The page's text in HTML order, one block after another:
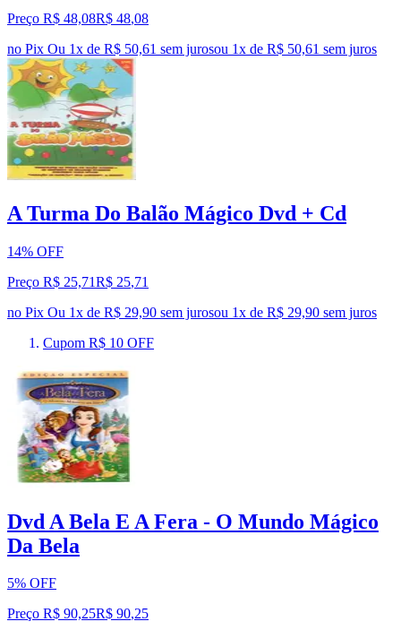
Preço R$ 48,08R$ 48,08
no Pix Ou 1x de R$ 50,61 sem jurosou 1x de R$ 50,61 sem juros
A Turma Do Balão Mágico Dvd + Cd
14% OFF
Preço R$ 25,71R$ 25,71
no Pix Ou 1x de R$ 29,90 sem jurosou 1x de R$ 29,90 sem juros
Cupom R$ 10 OFF
Dvd A Bela E A Fera - O Mundo Mágico
Da Bela
5% OFF
Preço R$ 90,25R$ 90,25